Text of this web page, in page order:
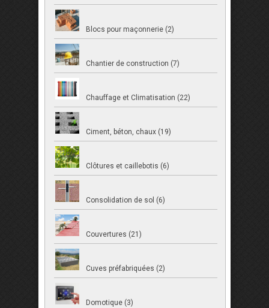
Blocs pour maçonnerie (2)
Chantier de construction (7)
Chauffage et Climatisation (22)
Ciment, béton, chaux (19)
Clôtures et caillebotis (6)
Consolidation de sol (6)
Couvertures (21)
Cuves préfabriquées (2)
Domotique (3)